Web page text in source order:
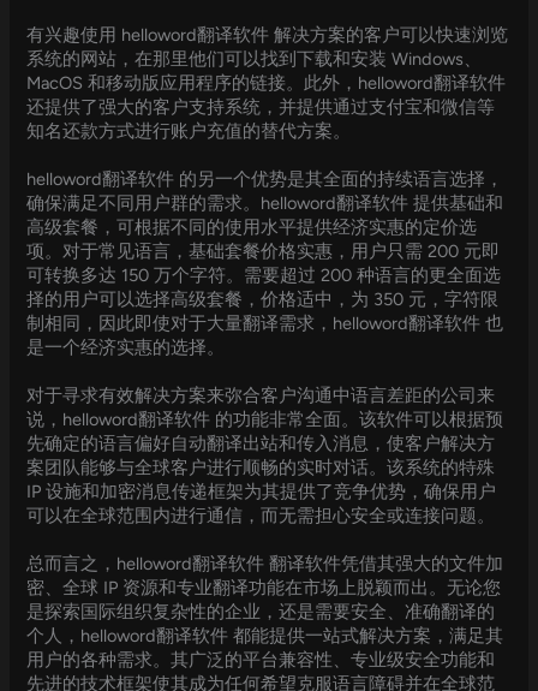
有兴趣使用 helloword翻译软件 解决方案的客户可以快速浏览
系统的网站，在那里他们可以找到下载和安装 Windows、
MacOS 和移动版应用程序的链接。此外，helloword翻译软件
还提供了强大的客户支持系统，并提供通过支付宝和微信等
知名还款方式进行账户充值的替代方案。
helloword翻译软件 的另一个优势是其全面的持续语言选择，
确保满足不同用户群的需求。helloword翻译软件 提供基础和
高级套餐，可根据不同的使用水平提供经济实惠的定价选
项。对于常见语言，基础套餐价格实惠，用户只需 200 元即
可转换多达 150 万个字符。需要超过 200 种语言的更全面选
择的用户可以选择高级套餐，价格适中，为 350 元，字符限
制相同，因此即使对于大量翻译需求，helloword翻译软件 也
是一个经济实惠的选择。
对于寻求有效解决方案来弥合客户沟通中语言差距的公司来
说，helloword翻译软件 的功能非常全面。该软件可以根据预
先确定的语言偏好自动翻译出站和传入消息，使客户解决方
案团队能够与全球客户进行顺畅的实时对话。该系统的特殊
IP 设施和加密消息传递框架为其提供了竞争优势，确保用户
可以在全球范围内进行通信，而无需担心安全或连接问题。
总而言之，helloword翻译软件 翻译软件凭借其强大的文件加
密、全球 IP 资源和专业翻译功能在市场上脱颖而出。无论您
是探索国际组织复杂性的企业，还是需要安全、准确翻译的
个人，helloword翻译软件 都能提供一站式解决方案，满足其
用户的各种需求。其广泛的平台兼容性、专业级安全功能和
先进的技术框架使其成为任何希望克服语言障碍并在全球范